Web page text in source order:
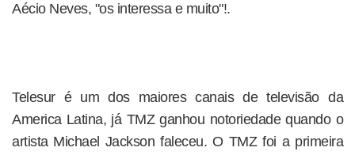
Aécio Neves, "os interessa e muito"!.
Telesur é um dos maiores canais de televisão da
America Latina, já TMZ ganhou notoriedade quando o
artista Michael Jackson faleceu. O TMZ foi a primeira